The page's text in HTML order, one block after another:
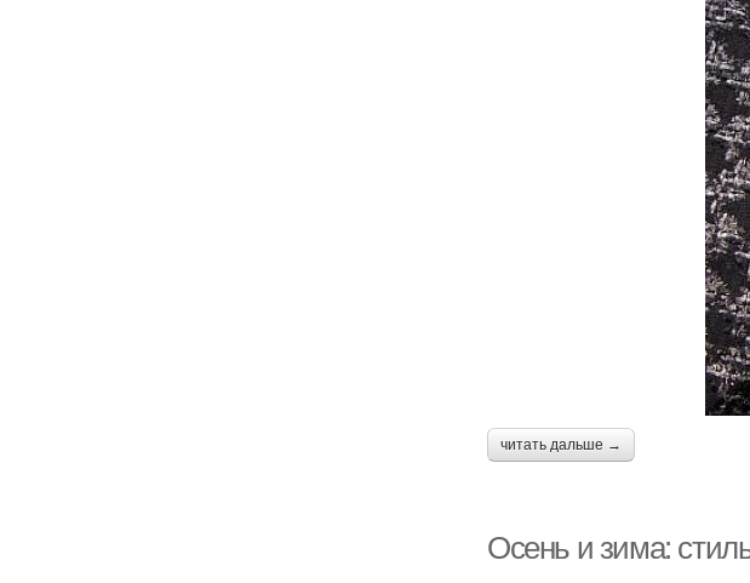
читать дальше →
Осень и зима: